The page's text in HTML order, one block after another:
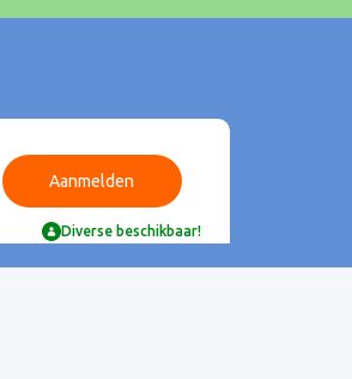
Aanmelden
Diverse beschikbaar!